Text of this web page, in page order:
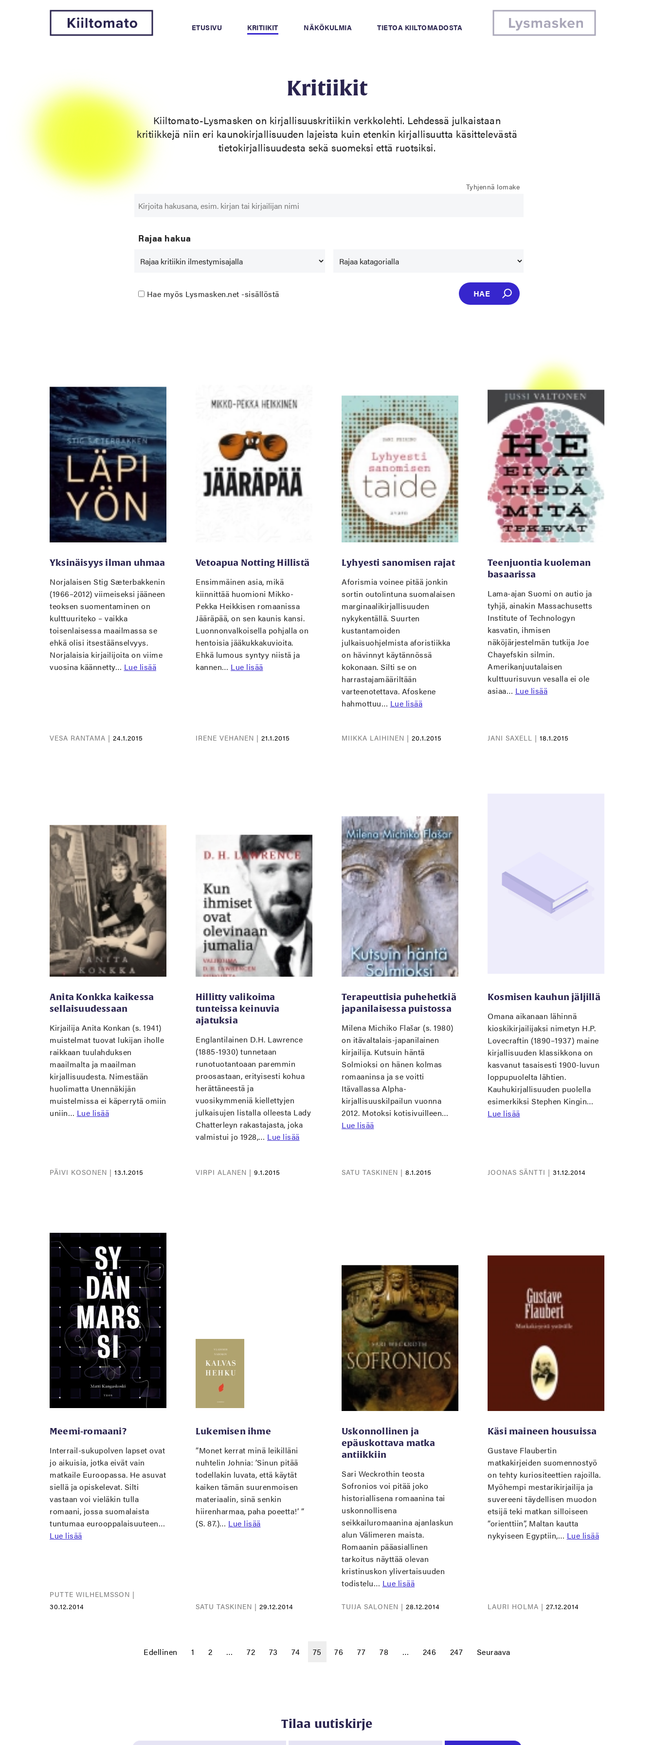
ETUSIVU KRITIIKIT NÄKÖKULMIA TIETOA KIILTOMADOSTA
Kritiikit
Kiiltomato-Lysmasken on kirjallisuuskritiikin verkkolehti. Lehdessä julkaistaan
kritiikkejä niin eri kaunokirjallisuuden lajeista kuin etenkin kirjallisuutta käsittelevästä
tietokirjallisuudesta sekä suomeksi että ruotsiksi.
Tyhjennä lomake
Rajaa hakua
Hae myös Lysmasken.net -sisällöstä
Yksinäisyys ilman uhmaa
Norjalaisen Stig Sæterbakkenin
(1966–2012) viimeiseksi jääneen
teoksen suomentaminen on
kulttuuriteko – vaikka
toisenlaisessa maailmassa se
ehkä olisi itsestäänselvyys.
Norjalaisia kirjailijoita on viime
vuosina käännetty… Lue lisää
VESA RANTAMA | 24.1.2015
Vetoapua Notting Hillistä
Ensimmäinen asia, mikä
kiinnittää huomioni Mikko-
Pekka Heikkisen romaanissa
Jääräpää, on sen kaunis kansi.
Luonnonvalkoisella pohjalla on
hentoisia jääkukkakuvioita.
Ehkä lumous syntyy niistä ja
kannen… Lue lisää
IRENE VEHANEN | 21.1.2015
Lyhyesti sanomisen rajat
Aforismia voinee pitää jonkin
sortin outolintuna suomalaisen
marginaalikirjallisuuden
nykykentällä. Suurten
kustantamoiden
julkaisuohjelmista aforistiikka
on hävinnyt käytännössä
kokonaan. Silti se on
harrastajamääriltään
varteenotettava. Afoskene
hahmottuu… Lue lisää
MIIKKA LAIHINEN | 20.1.2015
Teenjuontia kuoleman
basaarissa
Lama-ajan Suomi on autio ja
tyhjä, ainakin Massachusetts
Institute of Technologyn
kasvatin, ihmisen
näköjärjestelmän tutkija Joe
Chayefskin silmin.
Amerikanjuutalaisen
kulttuurisuvun vesalla ei ole
asiaa… Lue lisää
JANI SAXELL | 18.1.2015
Anita Konkka kaikessa
sellaisuudessaan
Kirjailija Anita Konkan (s. 1941)
muistelmat tuovat lukijan iholle
raikkaan tuulahduksen
maailmalta ja maailman
kirjallisuudesta. Nimestään
huolimatta Unennäkijän
muistelmissa ei käperrytä omiin
uniin… Lue lisää
PÄIVI KOSONEN | 13.1.2015
Hillitty valikoima
tunteissa keinuvia
ajatuksia
Englantilainen D.H. Lawrence
(1885-1930) tunnetaan
runotuotantoaan paremmin
proosastaan, erityisesti kohua
herättäneestä ja
vuosikymmeniä kiellettyjen
julkaisujen listalla olleesta Lady
Chatterleyn rakastajasta, joka
valmistui jo 1928,… Lue lisää
VIRPI ALANEN | 9.1.2015
Terapeuttisia puhehetkiä
japanilaisessa puistossa
Milena Michiko Flašar (s. 1980)
on itävaltalais-japanilainen
kirjailija. Kutsuin häntä
Solmioksi on hänen kolmas
romaaninsa ja se voitti
Itävallassa Alpha-
kirjallisuuskilpailun vuonna
2012. Motoksi kotisivuilleen…
Lue lisää
SATU TASKINEN | 8.1.2015
Kosmisen kauhun jäljillä
Omana aikanaan lähinnä
kioskikirjailijaksi nimetyn H.P.
Lovecraftin (1890–1937) maine
kirjallisuuden klassikkona on
kasvanut tasaisesti 1900-luvun
loppupuolelta lähtien.
Kauhukirjallisuuden puolella
esimerkiksi Stephen Kingin…
Lue lisää
JOONAS SÄNTTI | 31.12.2014
Meemi-romaani?
Interrail-sukupolven lapset ovat
jo aikuisia, jotka eivät vain
matkaile Euroopassa. He asuvat
siellä ja opiskelevat. Silti
vastaan voi vieläkin tulla
romaani, jossa suomalaista
tuntumaa eurooppalaisuuteen…
Lue lisää
PUTTE WILHELMSSON |
30.12.2014
Lukemisen ihme
”Monet kerrat minä leikilläni
nuhtelin Johnia: ’Sinun pitää
todellakin luvata, että käytät
kaiken tämän suurenmoisen
materiaalin, sinä senkin
hiirenharmaa, paha poeetta!’ ”
(S. 87.)… Lue lisää
SATU TASKINEN | 29.12.2014
Uskonnollinen ja
epäuskottava matka
antiikkiin
Sari Weckrothin teosta
Sofronios voi pitää joko
historiallisena romaanina tai
uskonnollisena
seikkailuromaanina ajanlaskun
alun Välimeren maista.
Romaanin pääasiallinen
tarkoitus näyttää olevan
kristinuskon ylivertaisuuden
todistelu… Lue lisää
TUIJA SALONEN | 28.12.2014
Käsi maineen housuissa
Gustave Flaubertin
matkakirjeiden suomennostyö
on tehty kuriositeettien rajoilla.
Myöhempi mestarikirjailija ja
suvereeni täydellisen muodon
etsijä teki matkan silloiseen
”orienttiin”, Maltan kautta
nykyiseen Egyptiin,… Lue lisää
LAURI HOLMA | 27.12.2014
Edellinen 1 2 … 72 73 74 75 76 77 78 … 246 247 Seuraava
Tilaa uutiskirje